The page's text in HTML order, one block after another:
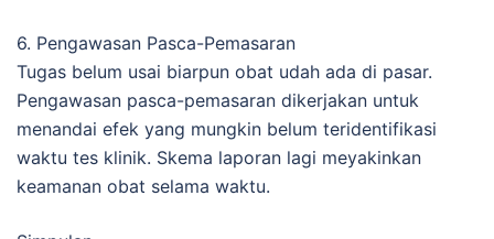
6. Pengawasan Pasca-Pemasaran
Tugas belum usai biarpun obat udah ada di pasar.
Pengawasan pasca-pemasaran dikerjakan untuk
menandai efek yang mungkin belum teridentifikasi
waktu tes klinik. Skema laporan lagi meyakinkan
keamanan obat selama waktu.